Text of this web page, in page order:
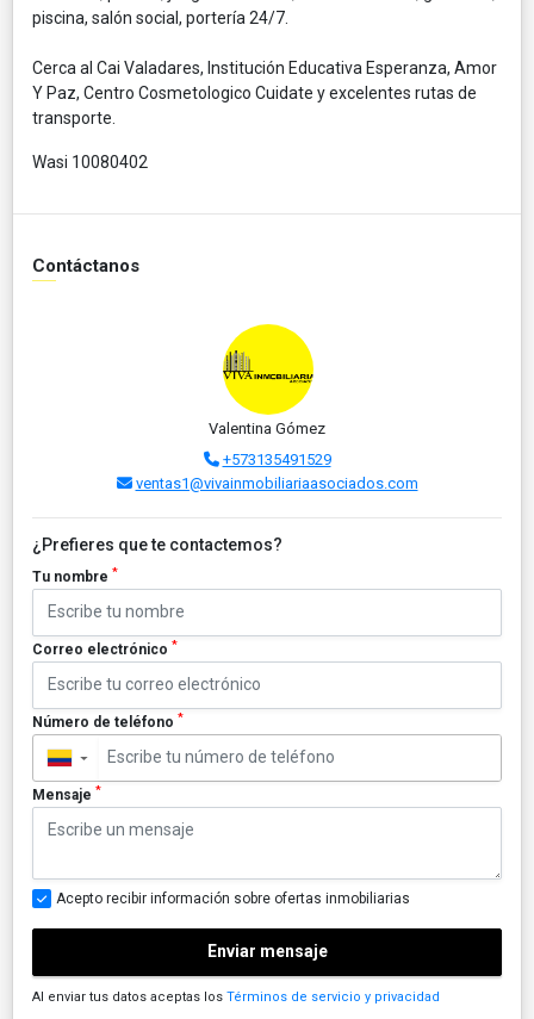
piscina, salón social, portería 24/7.
Cerca al Cai Valadares, Institución Educativa Esperanza, Amor
Y Paz, Centro Cosmetologico Cuidate y excelentes rutas de
transporte.
Wasi 10080402
Contáctanos
Valentina Gómez
+573135491529
ventas1@vivainmobiliariaasociados.com
¿Prefieres que te contactemos?
Tu nombre *
Correo electrónico *
Número de teléfono *
▼
Mensaje *
Acepto recibir información sobre ofertas inmobiliarias
Enviar mensaje
Al enviar tus datos aceptas los Términos de servicio y privacidad